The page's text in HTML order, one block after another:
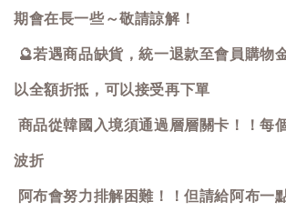
期會在長一些～敬請諒解！
🔮若遇商品缺貨，統一退款至會員購物
以全額折抵，可以接受再下單
商品從韓國入境須通過層層關卡！！每
波折
阿布會努力排解困難！！但請給阿布一